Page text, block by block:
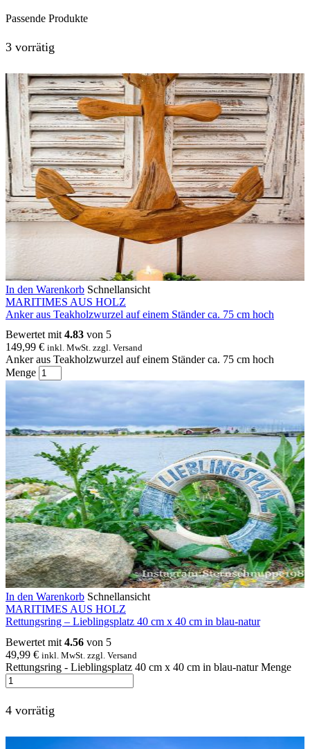
Passende Produkte
3 vorrätig
In den Warenkorb Schnellansicht
MARITIMES AUS HOLZ
Anker aus Teakholzwurzel auf einem Ständer ca. 75 cm hoch
Bewertet mit 4.83 von 5
149,99 € inkl. MwSt. zzgl. Versand
Anker aus Teakholzwurzel auf einem Ständer ca. 75 cm hoch
Menge
In den Warenkorb Schnellansicht
MARITIMES AUS HOLZ
Rettungsring – Lieblingsplatz 40 cm x 40 cm in blau-natur
Bewertet mit 4.56 von 5
49,99 € inkl. MwSt. zzgl. Versand
Rettungsring - Lieblingsplatz 40 cm x 40 cm in blau-natur Menge
4 vorrätig